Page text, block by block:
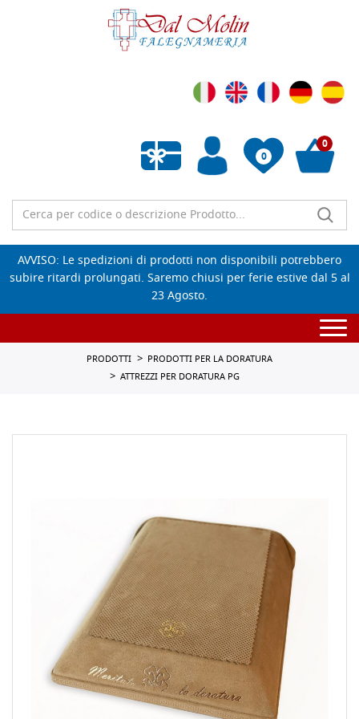
0
Wishlist vuota
0
AVVISO: Le spedizioni di prodotti non disponibili potrebbero
subire ritardi prolungati. Saremo chiusi per ferie estive dal 5 al
23 Agosto.
PRODOTTI
PRODOTTI PER LA DORATURA
ATTREZZI PER DORATURA PG